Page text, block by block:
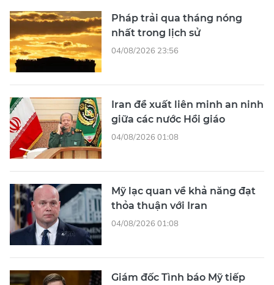
Pháp trải qua tháng nóng
nhất trong lịch sử
04/08/2026 23:56
Iran đề xuất liên minh an ninh
giữa các nước Hồi giáo
04/08/2026 01:08
Mỹ lạc quan về khả năng đạt
thỏa thuận với Iran
04/08/2026 01:08
Giám đốc Tình báo Mỹ tiếp